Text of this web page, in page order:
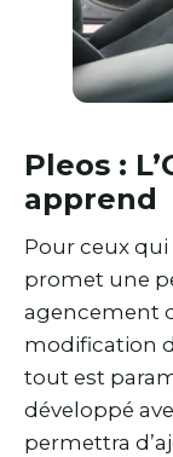
Pleos :
apprend
Pour ceux qui
promet une
agencement
modification
tout est
développé
permettra